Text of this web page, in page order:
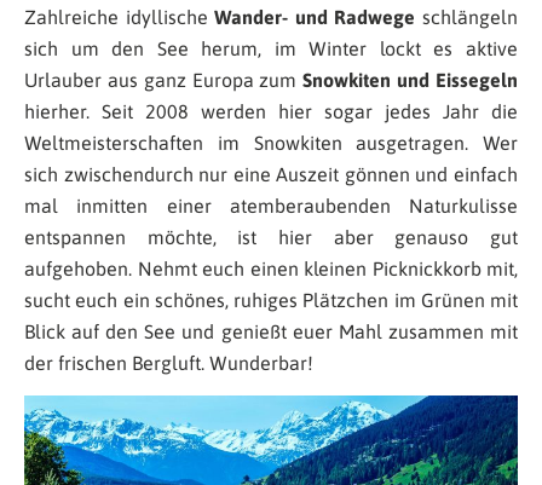
Zahlreiche idyllischeWander- und Radwege schlängeln
sich um den See herum, im Winter lockt es aktive
Urlauber aus ganz Europa zum Snowkiten und Eissegeln
hierher. Seit 2008 werden hier sogar jedes Jahr die
Weltmeisterschaften im Snowkiten ausgetragen. Wer
sich zwischendurch nur eine Auszeit gönnen und einfach
mal inmitten einer atemberaubenden Naturkulisse
entspannen möchte, ist hier aber genauso gut
aufgehoben. Nehmt euch einen kleinen Picknickkorb mit,
sucht euch ein schönes, ruhiges Plätzchen im Grünen mit
Blick auf den See und genießt euer Mahl zusammen mit
der frischen Bergluft. Wunderbar!